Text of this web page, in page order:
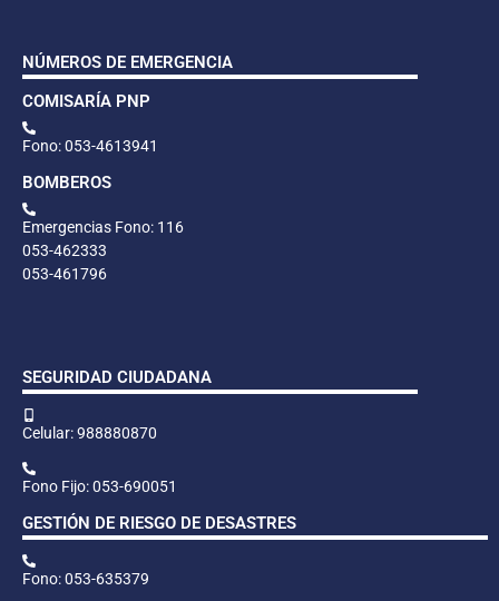
NÚMEROS DE EMERGENCIA
COMISARÍA PNP
Fono: 053-4613941
BOMBEROS
Emergencias Fono: 116
053-462333
053-461796
SEGURIDAD CIUDADANA
Celular: 988880870
Fono Fijo: 053-690051
GESTIÓN DE RIESGO DE DESASTRES
Fono: 053-635379